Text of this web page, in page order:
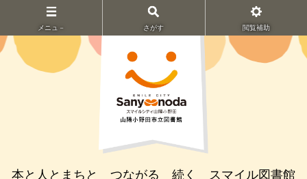
メニュ－ さがす 閲覧補助
本と人とまちと つながる 続く スマイル図書館